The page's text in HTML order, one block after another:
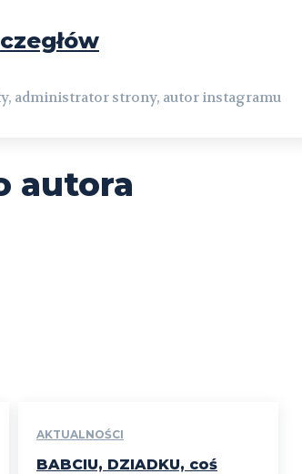
administrator strony, autor instagramu
autora
AKTUALNOŚCI
BABCIU, DZIADKU, coś